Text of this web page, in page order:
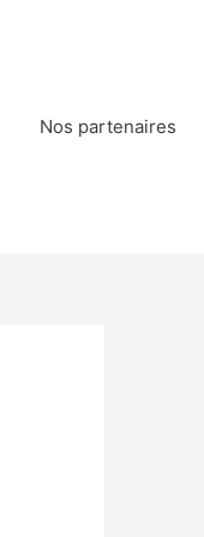
Nos partenaires